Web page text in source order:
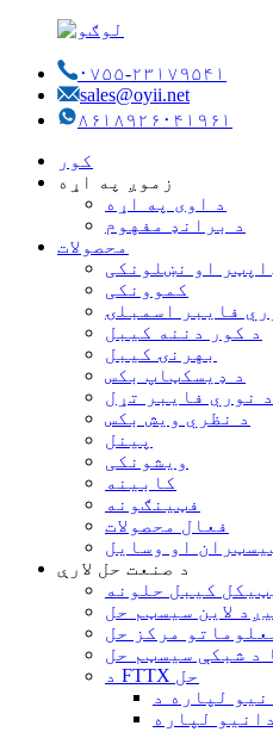
۰۷۵۵-۲۳۱۷۹۵۴۱
sales@oyii.net
۸۶۱۸۹۲۶۰۴۱۹۶۱
کور
زموږ په اړه
د اوی په اړه
د برانډ مفهوم
محصولات
او نښلونکی
کموونکی
فایبر اسمبلۍ
د کور دننه کیبل
بهرنۍ کیبل
د ډیسکټاپ بکس
د نوري فایبر تړل
د نظري ویش بکس
پینل
ویشونکی
کابینه
فټینګونه
فعال محصولات
او وسایل
د صنعت حل لارې
لاین سیسټم حل
مرکز حل
د شبکې سیسټم حل
د FTTX حل
لپاره